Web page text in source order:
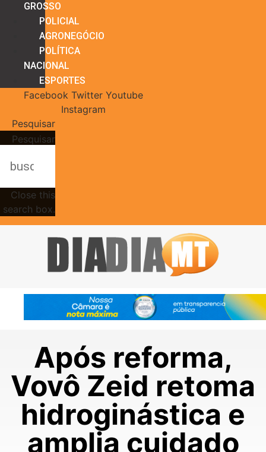
GROSSO
POLICIAL
AGRONEGÓCIO
POLÍTICA
NACIONAL
ESPORTES
Facebook Twitter Youtube
Instagram
Pesquisar
Pesquisar
Close this
search box.
Após reforma,
Vovô Zeid retoma
hidroginástica e
amplia cuidado